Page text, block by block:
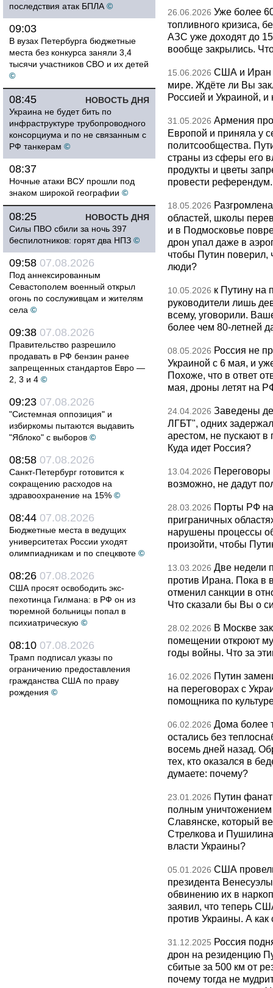
последствия атак БПЛА ©
09:03
В вузах Петербурга бюджетные
места без конкурса заняли 3,4
тысячи участников СВО и их детей
©
НОВОСТЬ ДНЯ
08:45
Украина не будет бить по
инфраструктуре трубопроводного
консорциума и по не связанным с
РФ танкерам ©
08:37
Ночные атаки ВСУ прошли под
знаком широкой географии ©
НОВОСТЬ ДНЯ
08:25
Силы ПВО сбили за ночь 397
беспилотников: горят два НПЗ ©
09:58 07.08.2026
Под аннексированным
Севастополем военный открыл
огонь по сослуживцам и жителям
села ©
09:38 07.08.2026
Правительство разрешило
продавать в РФ бензин ранее
запрещенных стандартов Евро —
2, 3 и 4 ©
09:23 07.08.2026
"Системная оппозиция" и
избиркомы пытаются выдавить
"Яблоко" с выборов ©
08:58 07.08.2026
Санкт-Петербург готовится к
сокращению расходов на
здравоохранение на 15% ©
08:44 07.08.2026
Бюджетные места в ведущих
университетах России уходят
олимпиадникам и по спецквоте ©
08:26 07.08.2026
США просят освободить экс-
пехотинца Гилмана: в РФ он из
тюремной больницы попал в
психиатрическую ©
08:10 07.08.2026
Трамп подписал указы по
ограничению предоставления
гражданства США по праву
рождения ©
26.06.2026 Уже более
топливного кризиса,
АЗС уже доходят до
вообще закрылись.
15.06.2026 США и Иран
мире. Ждёте ли Вы
Россией и Украиной,
31.05.2026 Армения
Европой и приняла у
политсообщества.
страны из сферы его
продукты и цветы
провести
18.05.2026
областей, школы
и в Подмосковье
дрон упал даже в
чтобы Путин поверил,
люди?
10.05.2026 к Путину на
руководители лишь
всему, уговорили.
более чем 80-летней
08.05.2026 Россия не
Украиной с 6 мая, и
Похоже, что в ответ
мая, дроны летят на
24.04.2026 Заведены
ЛГБТ", одних
арестом, не пускают
Куда идет Россия?
13.04.2026
возможно, не дадут
28.03.2026 Порты РФ
приграничных
нарушены процессы
произойти, чтобы
13.03.2026 Две недели
против Ирана. Пока в
отменил санкции в
Что сказали бы Вы о
28.02.2026 В Москве
помещении откроют
годы войны. Что за
16.02.2026 Путин
на переговорах с
помощника по
06.02.2026 Дома более
остались без
восемь дней назад.
тех, кто оказался в
думаете: почему?
23.01.2026 Путин
полным уничтожением
Славянске, который
Стрелкова и Пушилина
власти Украины?
05.01.2026 США
президента
обвинению их в
заявил, что теперь
против Украины. А как
31.12.2025 Россия
дрон на резиденцию
сбитые за 500 км от
почему тогда не